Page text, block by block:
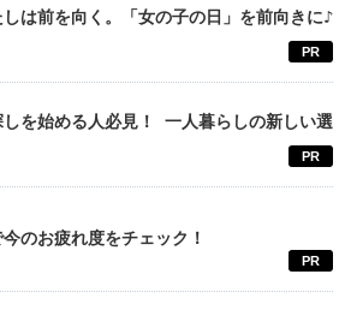
は前を向く。「女の子の日」を前向きに♪
PR
しを始める人必見！ 一人暮らしの新しい選
PR
のお疲れ度をチェック！
PR